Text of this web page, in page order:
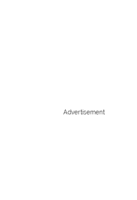
Advertisement